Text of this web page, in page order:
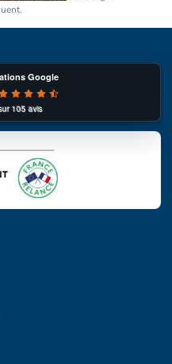
Google
105avis